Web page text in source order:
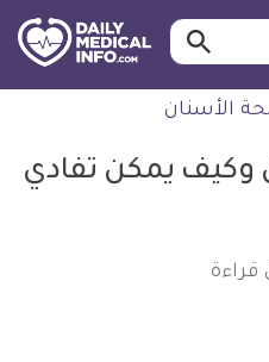
ابحث…
الأسنان
وكيف يمكن تفادي
قراءة